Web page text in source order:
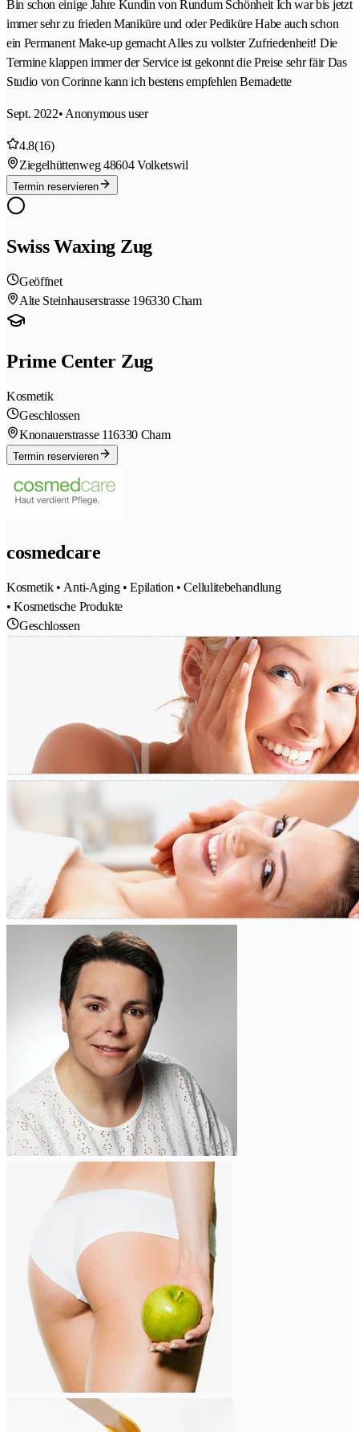
Bin schon einige Jahre Kundin von Rundum Schönheit Ich war bis jetzt
immer sehr zu frieden Maniküre und oder Pediküre Habe auch schon
ein Permanent Make-up gemacht Alles zu vollster Zufriedenheit! Die
Termine klappen immer der Service ist gekonnt die Preise sehr fäir Das
Studio von Corinne kann ich bestens empfehlen Bernadette
Sept. 2022• Anonymous user
4.8(16)
Ziegelhüttenweg 48604 Volketswil
Termin reservieren
Swiss Waxing Zug
Geöffnet
Alte Steinhauserstrasse 196330 Cham
Prime Center Zug
Kosmetik
Geschlossen
Knonauerstrasse 116330 Cham
Termin reservieren
cosmedcare
Kosmetik • Anti-Aging • Epilation • Cellulitebehandlung
• Kosmetische Produkte
Geschlossen